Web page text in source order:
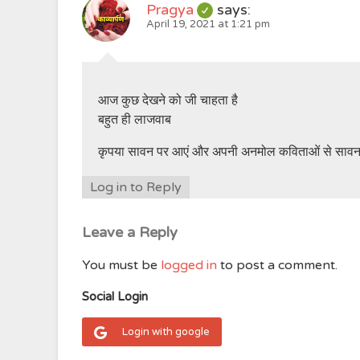
Pragya says:
April 19, 2021 at 1:21 pm
आज कुछ देखने को जी चाहता है
बहुत ही लाजवाब
कृपया सावन पर आएं और अपनी अनमोल कविताओं से
Log in to Reply
Leave a Reply
You must be logged in to post a comment.
Social Login
Login with google